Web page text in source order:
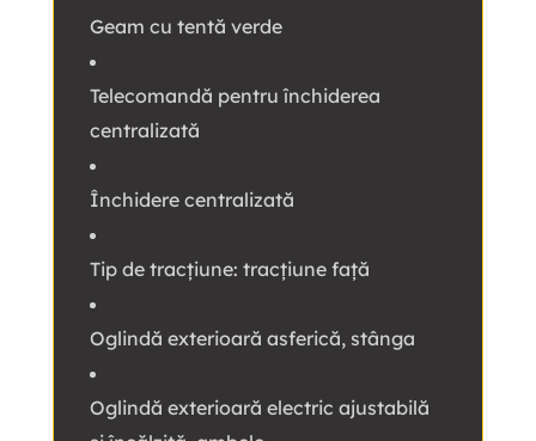
Geam cu tentă verde
Telecomandă pentru închiderea
centralizată
Închidere centralizată
Tip de tracțiune: tracțiune față
Oglindă exterioară asferică, stânga
Oglindă exterioară electric ajustabilă